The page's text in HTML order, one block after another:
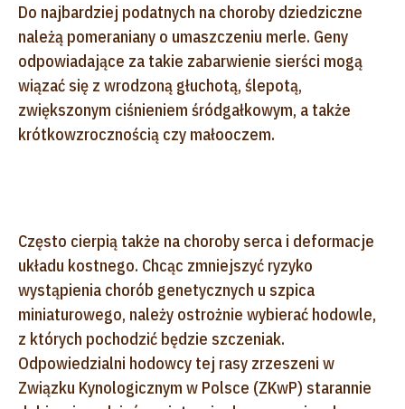
Do najbardziej podatnych na choroby dziedziczne
należą pomeraniany o umaszczeniu merle. Geny
odpowiadające za takie zabarwienie sierści mogą
wiązać się z wrodzoną głuchotą, ślepotą,
zwiększonym ciśnieniem śródgałkowym, a także
krótkowzrocznością czy małooczem.
Często cierpią także na choroby serca i deformacje
układu kostnego. Chcąc zmniejszyć ryzyko
wystąpienia chorób genetycznych u szpica
miniaturowego, należy ostrożnie wybierać hodowle,
z których pochodzić będzie szczeniak.
Odpowiedzialni hodowcy tej rasy zrzeszeni w
Związku Kynologicznym w Polsce (ZKwP) starannie